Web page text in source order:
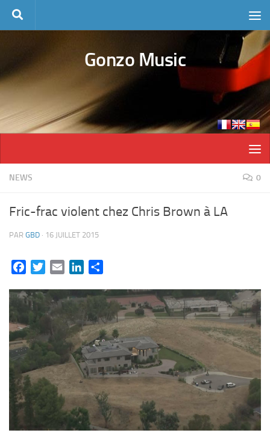
Skip to content
Gonzo Music
NEWS 0
Fric-frac violent chez Chris Brown à LA
PAR GBD · 16 JUILLET 2015
FacebookTwitterEmail LinkedIn